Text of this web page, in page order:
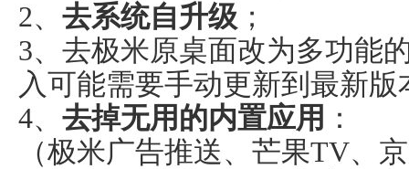
2、 去系统自升级 ；
3、去极米原桌面改为多功能
入可能需要手动更新到最新版
4、 去掉无用的内置应用 ：
（极米广告推送、芒果TV、